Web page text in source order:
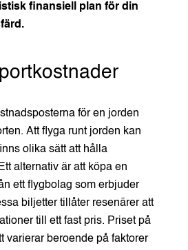
finansiell plan för din
för en jorden
Att flyga runt jorden kan
olika sätt att hålla
alternativ är att köpa en
ett flygbolag som erbjuder
biljetter tillåter resenärer att
till ett fast pris. Priset på
varierar beroende på faktorer